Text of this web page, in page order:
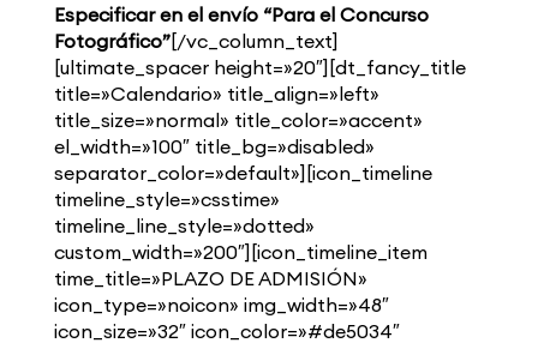
Especificar en el envío “Para el Concurso
Fotográfico”[/vc_column_text]
[ultimate_spacer height=»20″][dt_fancy_title
title=»Calendario» title_align=»left»
title_size=»normal» title_color=»accent»
el_width=»100″ title_bg=»disabled»
separator_color=»default»][icon_timeline
timeline_style=»csstime»
timeline_line_style=»dotted»
custom_width=»200″][icon_timeline_item
time_title=»PLAZO DE ADMISIÓN»
icon_type=»noicon» img_width=»48″
icon_size=»32″ icon_color=»#de5034″